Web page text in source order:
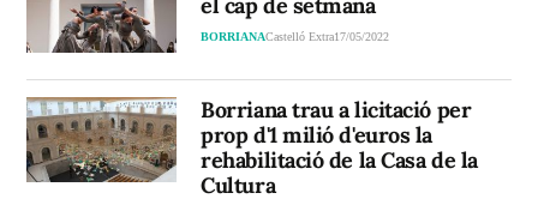
el cap de setmana
BORRIANACastelló Extra17/05/2022
Borriana trau a licitació per
prop d'1 milió d'euros la
rehabilitació de la Casa de la
Cultura